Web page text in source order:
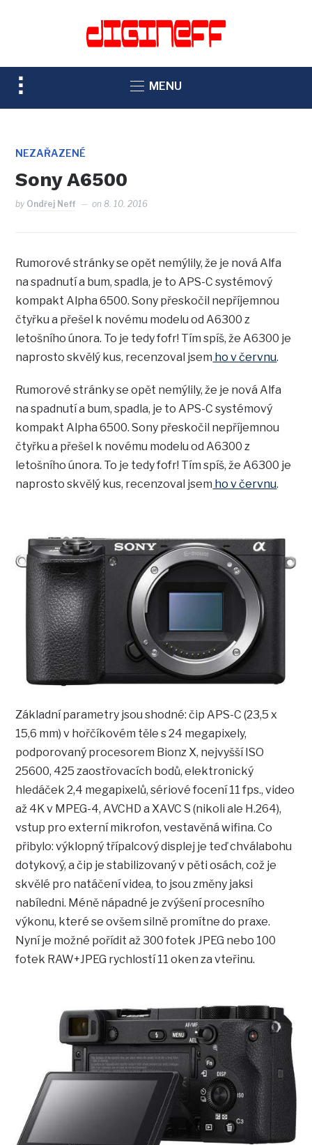
TOGGLE
SIDEBAR
NAVIGATION
MENU
NEZAŘAZENÉ
Sony A6500
by Ondřej Neff on8. 10. 2016
Rumorové stránky se opět nemýlily, že je nová Alfa
na spadnutí a bum, spadla, je to APS-C systémový
kompakt Alpha 6500. Sony přeskočil nepříjemnou
čtyřku a přešel k novému modelu od A6300 z
letošního února. To je tedy fofr! Tím spíš, že A6300 je
naprosto skvělý kus, recenzoval jsem ho v červnu.
Rumorové stránky se opět nemýlily, že je nová Alfa
na spadnutí a bum, spadla, je to APS-C systémový
kompakt Alpha 6500. Sony přeskočil nepříjemnou
čtyřku a přešel k novému modelu od A6300 z
letošního února. To je tedy fofr! Tím spíš, že A6300 je
naprosto skvělý kus, recenzoval jsem ho v červnu.
Základní parametry jsou shodné: čip APS-C (23,5 x
15,6 mm) v hořčíkovém těle s 24 megapixely,
podporovaný procesorem Bionz X, nejvyšší ISO
25600, 425 zaostřovacích bodů, elektronický
hledáček 2,4 megapixelů, sériové focení 11 fps., video
až 4K v MPEG-4, AVCHD a XAVC S (nikoli ale H.264),
vstup pro externí mikrofon, vestavěná wifina. Co
přibylo: výklopný třípalcový displej je teď chválabohu
dotykový, a čip je stabilizovaný v pěti osách, což je
skvělé pro natáčení videa, to jsou změny jaksi
nabíledni. Méně nápadné je zvýšení procesního
výkonu, které se ovšem silně promítne do praxe.
Nyní je možné pořídit až 300 fotek JPEG nebo 100
fotek RAW+JPEG rychlostí 11 oken za vteřinu.